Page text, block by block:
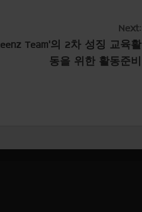
Next:
Team’의 2차 성징 교육활
동을 위한 활동준비